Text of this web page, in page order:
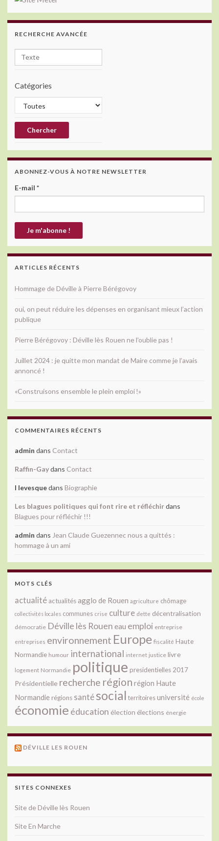
RECHERCHE AVANCÉE
Catégories
ABONNEZ-VOUS À NOTRE NEWSLETTER
E-mail *
ARTICLES RÉCENTS
Hommage de Déville à Pierre Bérégovoy
oui, on peut réduire les dépenses en organisant mieux l’action
publique
Pierre Bérégovoy : Déville lès Rouen ne l’oublie pas !
Juillet 2024 : je quitte mon mandat de Maire comme je l’avais
annoncé !
«Construisons ensemble le plein emploi !»
COMMENTAIRES RÉCENTS
admin dans Contact
Raffin-Gaydans Contact
l levesquedans Biographie
Les blagues politiques qui font rire et réfléchirdans
Blagues pour réfléchir !!!
admin dans Jean Claude Guezennec nous a quittés :
hommage à un ami
MOTS CLÉS
actualité actualitésagglo de Rouen agriculture chômage
collectivités locales communes crise culture dette décentralisation
démocratie Déville lès Rouen eau emploi entreprise
entreprises environnement Europe fiscalité Haute
Normandie humour international internet justice livre
logement Normandie politique presidentielles 2017
Présidentielle recherche région région Haute
Normandie régions santésocial territoiresuniversité école
économie éducation élection élections énergie
DÉVILLE LES ROUEN
SITES CONNEXES
Site de Déville lès Rouen
Site En Marche